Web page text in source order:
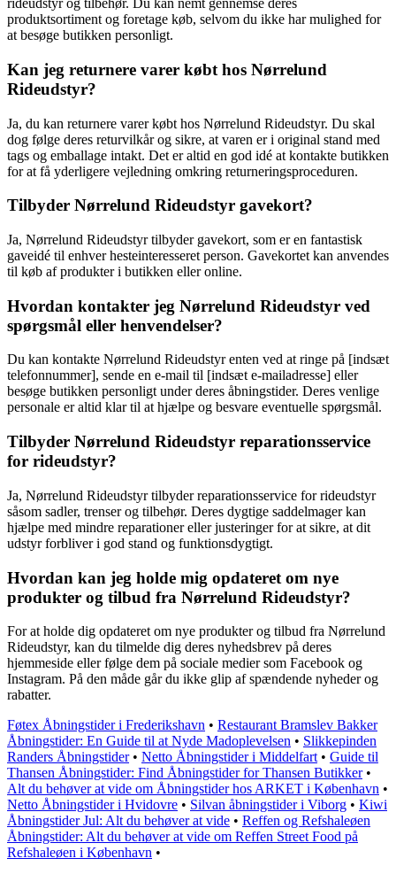
rideudstyr og tilbehør. Du kan nemt gennemse deres
produktsortiment og foretage køb, selvom du ikke har mulighed for
at besøge butikken personligt.
Kan jeg returnere varer købt hos Nørrelund
Rideudstyr?
Ja, du kan returnere varer købt hos Nørrelund Rideudstyr. Du skal
dog følge deres returvilkår og sikre, at varen er i original stand med
tags og emballage intakt. Det er altid en god idé at kontakte butikken
for at få yderligere vejledning omkring returneringsproceduren.
Tilbyder Nørrelund Rideudstyr gavekort?
Ja, Nørrelund Rideudstyr tilbyder gavekort, som er en fantastisk
gaveidé til enhver hesteinteresseret person. Gavekortet kan anvendes
til køb af produkter i butikken eller online.
Hvordan kontakter jeg Nørrelund Rideudstyr ved
spørgsmål eller henvendelser?
Du kan kontakte Nørrelund Rideudstyr enten ved at ringe på [indsæt
telefonnummer], sende en e-mail til [indsæt e-mailadresse] eller
besøge butikken personligt under deres åbningstider. Deres venlige
personale er altid klar til at hjælpe og besvare eventuelle spørgsmål.
Tilbyder Nørrelund Rideudstyr reparationsservice
for rideudstyr?
Ja, Nørrelund Rideudstyr tilbyder reparationsservice for rideudstyr
såsom sadler, trenser og tilbehør. Deres dygtige saddelmager kan
hjælpe med mindre reparationer eller justeringer for at sikre, at dit
udstyr forbliver i god stand og funktionsdygtigt.
Hvordan kan jeg holde mig opdateret om nye
produkter og tilbud fra Nørrelund Rideudstyr?
For at holde dig opdateret om nye produkter og tilbud fra Nørrelund
Rideudstyr, kan du tilmelde dig deres nyhedsbrev på deres
hjemmeside eller følge dem på sociale medier som Facebook og
Instagram. På den måde går du ikke glip af spændende nyheder og
rabatter.
Føtex Åbningstider i Frederikshavn • Restaurant Bramslev Bakker
Åbningstider: En Guide til at Nyde Madoplevelsen • Slikkepinden
Randers Åbningstider• Netto Åbningstider i Middelfart • Guide til
Thansen Åbningstider: Find Åbningstider for Thansen Butikker•
Alt du behøver at vide om Åbningstider hos ARKET i København •
Netto Åbningstider i Hvidovre • Silvan åbningstider i Viborg • Kiwi
Åbningstider Jul: Alt du behøver at vide • Reffen og Refshaleøen
Åbningstider: Alt du behøver at vide om Reffen Street Food på
Refshaleøen i København •